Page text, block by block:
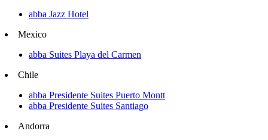
abba Jazz Hotel
Mexico
abba Suites Playa del Carmen
Chile
abba Presidente Suites Puerto Montt
abba Presidente Suites Santiago
Andorra